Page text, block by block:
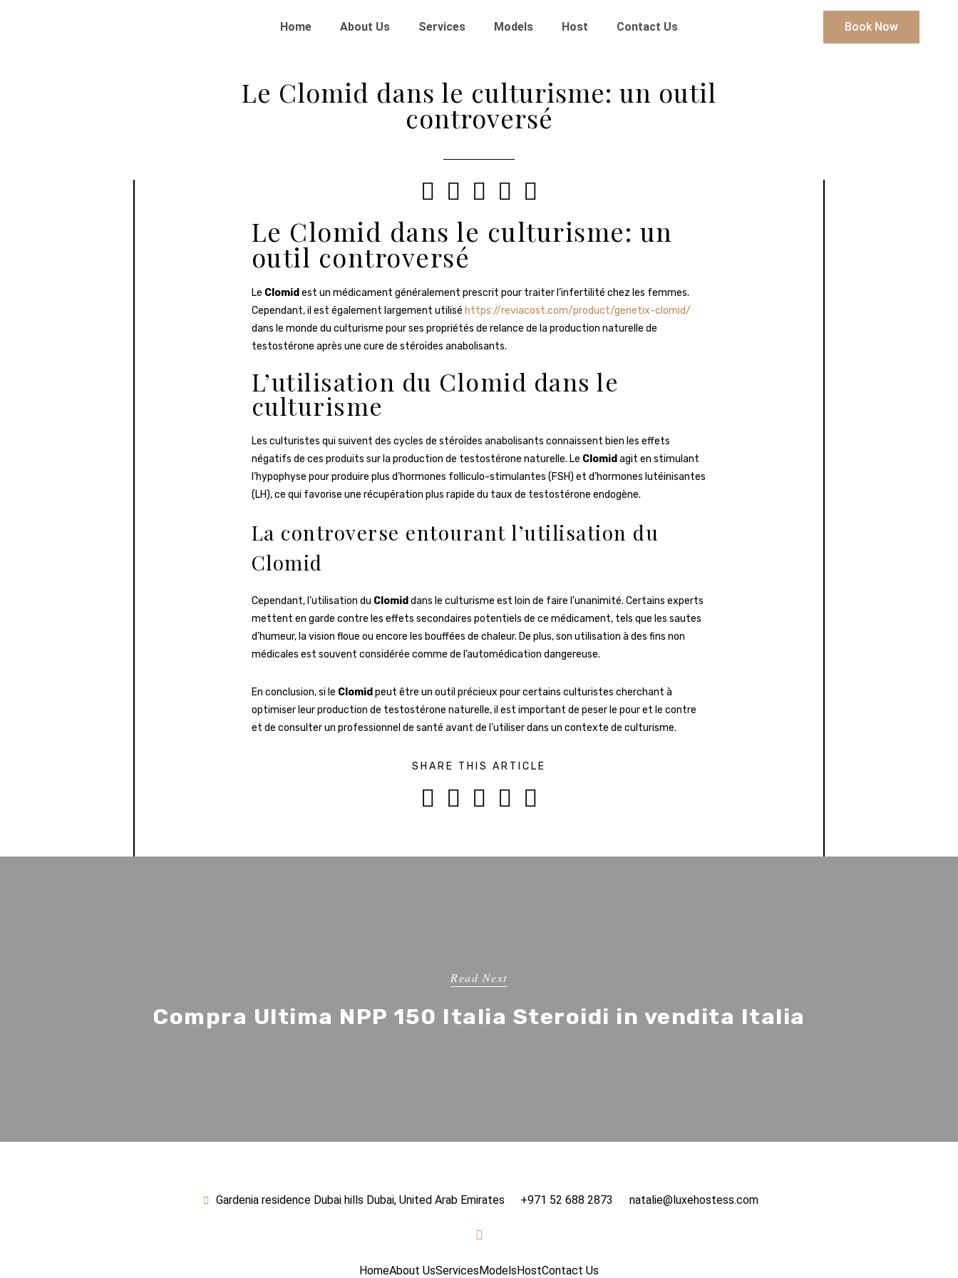
Home About Us Services Models Host Contact Us Book Now
Le Clomid dans le culturisme: un outil
controversé
    
Le Clomid dans le culturisme: un
outil controversé
Le Clomid est un médicament généralement prescrit pour traiter l’infertilité chez les femmes.
Cependant, il est également largement utilisé https://reviacost.com/product/genetix-clomid/
dans le monde du culturisme pour ses propriétés de relance de la production naturelle de
testostérone après une cure de stéroïdes anabolisants.
L’utilisation du Clomid dans le
culturisme
Les culturistes qui suivent des cycles de stéroïdes anabolisants connaissent bien les effets
négatifs de ces produits sur la production de testostérone naturelle. Le Clomid agit en stimulant
l’hypophyse pour produire plus d’hormones folliculo-stimulantes (FSH) et d’hormones lutéinisantes
(LH), ce qui favorise une récupération plus rapide du taux de testostérone endogène.
La controverse entourant l’utilisation du
Clomid
Cependant, l’utilisation du Clomid dans le culturisme est loin de faire l’unanimité. Certains experts
mettent en garde contre les effets secondaires potentiels de ce médicament, tels que les sautes
d’humeur, la vision floue ou encore les bouffées de chaleur. De plus, son utilisation à des fins non
médicales est souvent considérée comme de l’automédication dangereuse.
En conclusion, si le Clomid peut être un outil précieux pour certains culturistes cherchant à
optimiser leur production de testostérone naturelle, il est important de peser le pour et le contre
et de consulter un professionnel de santé avant de l’utiliser dans un contexte de culturisme.
SHARE THIS ARTICLE
    
Read Next
Compra Ultima NPP 150 Italia Steroidi in vendita Italia
Gardenia residence Dubai hills Dubai, United Arab Emirates +971 52 688 2873 natalie@luxehostess.com
HomeAbout UsServicesModelsHostContact Us